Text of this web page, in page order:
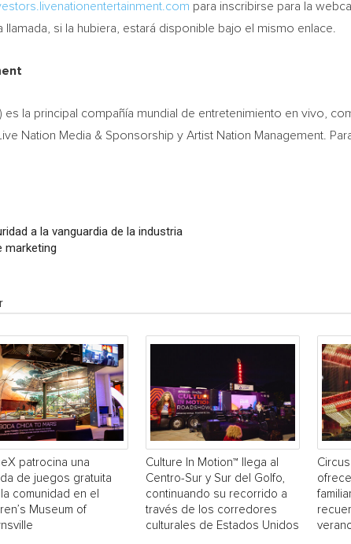
para inscribirse para la
si la hubiera, estará disponible bajo el mismo enlace.
es la principal compañía mundial de entretenimiento en vivo,
Nation Media & Sponsorship y Artist Nation Management.
a la vanguardia de la industria
marketing
patrocina una
de juegos gratuita
comunidad en el
Museum of
Culture In Motion™ llega al
Centro-Sur y Sur del Golfo,
continuando su recorrido a
través de los corredores
culturales de Estados Unidos